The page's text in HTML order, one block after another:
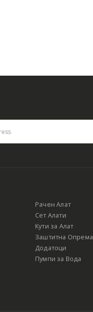
Рачен Алат
Сет Алати
Кути за Алат
Заштитна Опрема
Додатоци
Пумпи за Вода